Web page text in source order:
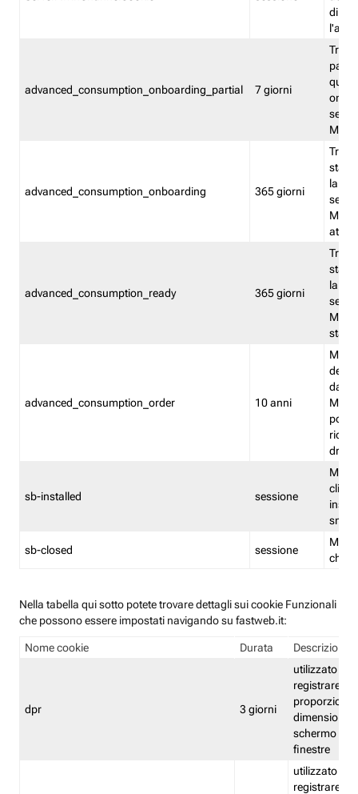
advanced_consumption_onboarding_partial 7 giorni
advanced_consumption_onboarding 365 giorni
stata
la
advanced_consumption_ready 365 giorni
stata
la
stato
advanced_consumption_order 10 anni
delle
sb-installed sessione
sb-closed sessione
Nella tabella qui sotto potete trovare dettagli sui cookie Funzionali
che possono essere impostati navigando su fastweb.it:
Nome cookie Durata Descrizione
dpr 3 giorni
utilizzato per
registrare le
proporzioni
dimensioni
schermo e
finestre
utilizzato per
registrare le